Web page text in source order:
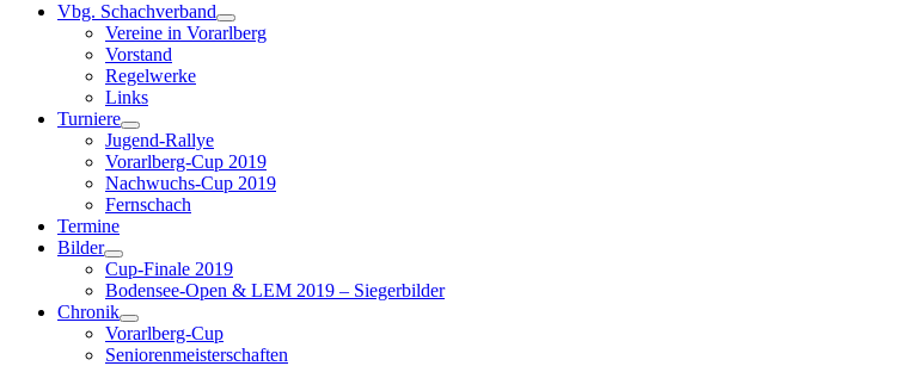
Vbg. Schachverband
Vereine in Vorarlberg
Vorstand
Regelwerke
Links
Turniere
Jugend-Rallye
Vorarlberg-Cup 2019
Nachwuchs-Cup 2019
Fernschach
Termine
Bilder
Cup-Finale 2019
Bodensee-Open & LEM 2019 – Siegerbilder
Chronik
Vorarlberg-Cup
Seniorenmeisterschaften